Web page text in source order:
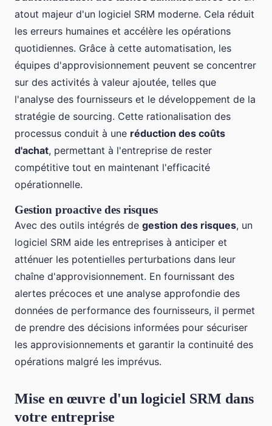
atout majeur d'un logiciel SRM moderne. Cela réduit
les erreurs humaines et accélère les opérations
quotidiennes. Grâce à cette automatisation, les
équipes d'approvisionnement peuvent se concentrer
sur des activités à valeur ajoutée, telles que
l'analyse des fournisseurs et le développement de la
stratégie de sourcing. Cette rationalisation des
processus conduit à une réduction des coûts
d'achat, permettant à l'entreprise de rester
compétitive tout en maintenant l'efficacité
opérationnelle.
Gestion proactive des risques
Avec des outils intégrés de gestion des risques, un
logiciel SRM aide les entreprises à anticiper et
atténuer les potentielles perturbations dans leur
chaîne d'approvisionnement. En fournissant des
alertes précoces et une analyse approfondie des
données de performance des fournisseurs, il permet
de prendre des décisions informées pour sécuriser
les approvisionnements et garantir la continuité des
opérations malgré les imprévus.
Mise en œuvre d'un logiciel SRM dans
votre entreprise